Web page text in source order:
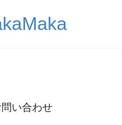
問い合わせ